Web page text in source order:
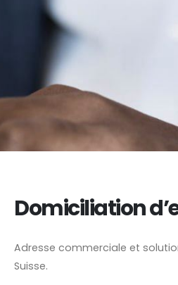
Domiciliation
Adresse commerciale et
Suisse.